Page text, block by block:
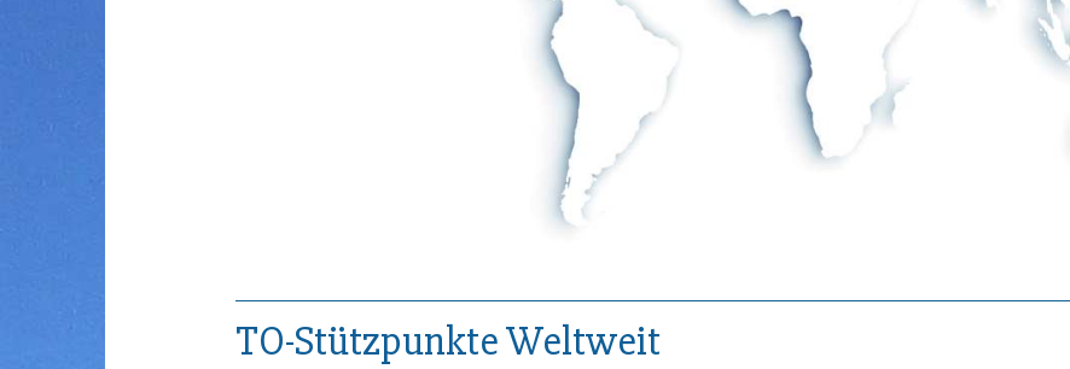
TO-Stützpunkte Weltweit